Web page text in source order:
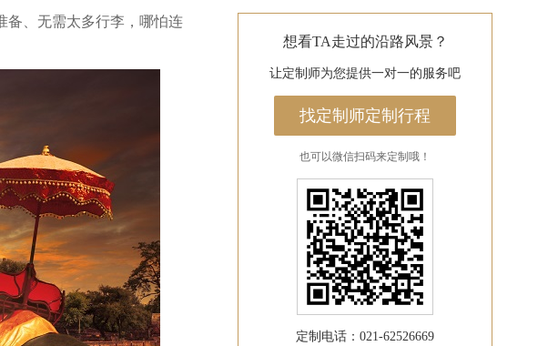
、无需太多行李，哪怕连
想看TA走过的沿路风景？
让定制师为您提供一对一的服务吧
找定制师定制行程
也可以微信扫码来定制哦！
定制电话：021-62526669